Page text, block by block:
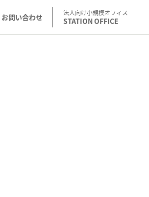
お問い合わせ 法人向け小規模オフィス
STATION OFFICE